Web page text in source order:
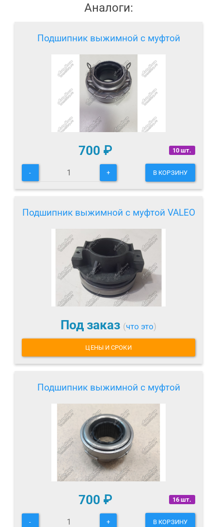
Аналоги:
Подшипник выжимной с муфтой
10 шт.
700 ₽
- + В КОРЗИНУ
Подшипник выжимной с муфтой VALEO
Под заказ (что это)
ЦЕНЫ И СРОКИ
Подшипник выжимной с муфтой
16 шт.
700 ₽
- + В КОРЗИНУ